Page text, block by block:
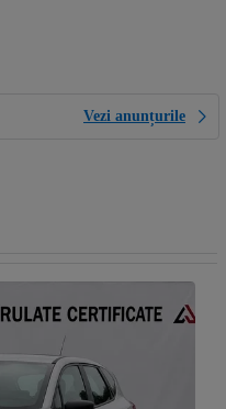
Vezi anunțurile